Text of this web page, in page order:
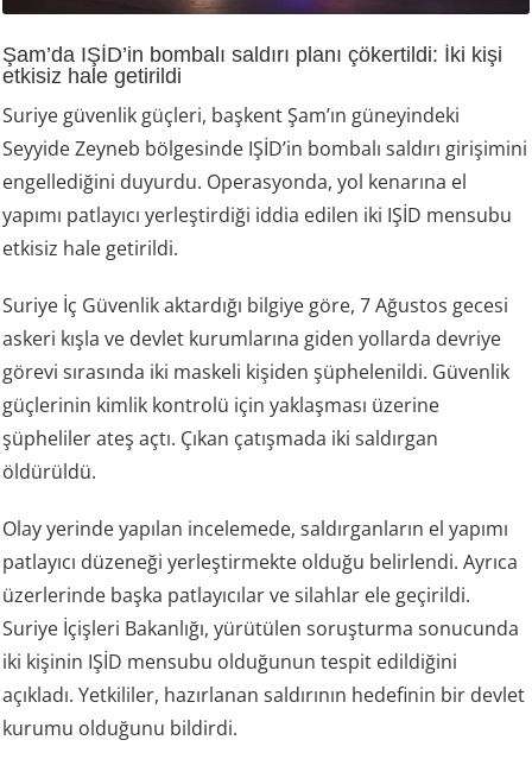
Şam’da IŞİD’in bombalı saldırı planı çökertildi: İki kişi
etkisiz hale getirildi
Suriye güvenlik güçleri, başkent Şam’ın güneyindeki
Seyyide Zeyneb bölgesinde IŞİD’in bombalı saldırı girişimini
engellediğini duyurdu. Operasyonda, yol kenarına el
yapımı patlayıcı yerleştirdiği iddia edilen iki IŞİD mensubu
etkisiz hale getirildi.
Suriye İç Güvenlik aktardığı bilgiye göre, 7 Ağustos gecesi
askeri kışla ve devlet kurumlarına giden yollarda devriye
görevi sırasında iki maskeli kişiden şüphelenildi. Güvenlik
güçlerinin kimlik kontrolü için yaklaşması üzerine
şüpheliler ateş açtı. Çıkan çatışmada iki saldırgan
öldürüldü.
Olay yerinde yapılan incelemede, saldırganların el yapımı
patlayıcı düzeneği yerleştirmekte olduğu belirlendi. Ayrıca
üzerlerinde başka patlayıcılar ve silahlar ele geçirildi.
Suriye İçişleri Bakanlığı, yürütülen soruşturma sonucunda
iki kişinin IŞİD mensubu olduğunun tespit edildiğini
açıkladı. Yetkililer, hazırlanan saldırının hedefinin bir devlet
kurumu olduğunu bildirdi.